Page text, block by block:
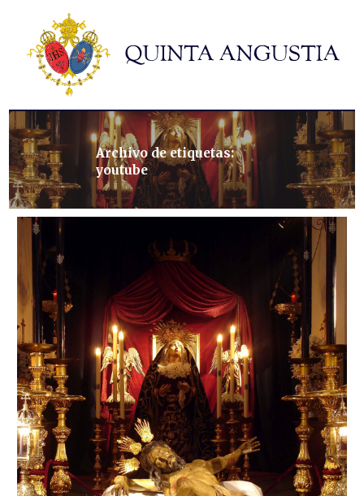
Hermandad
Titulares
Historia y patrimonio
Noticias
Contacto
Formularios
Archivo de etiquetas:
youtube